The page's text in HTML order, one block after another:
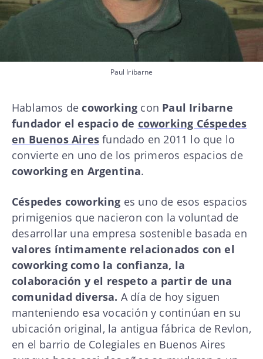
Paul Iribarne
Hablamos decoworking con Paul Iribarne
fundador el espacio de coworking Céspedes
en Buenos Aires fundado en 2011 lo que lo
convierte en uno de los primeros espacios de
coworking en Argentina.
Céspedes coworking es uno de esos espacios
primigenios que nacieron con la voluntad de
desarrollar una empresa sostenible basada en
valores íntimamente relacionados con el
coworking como la confianza, la
colaboración y el respeto a partir de una
comunidad diversa. A día de hoy siguen
manteniendo esa vocación y continúan en su
ubicación original, la antigua fábrica de Revlon,
en el barrio de Colegiales en Buenos Aires